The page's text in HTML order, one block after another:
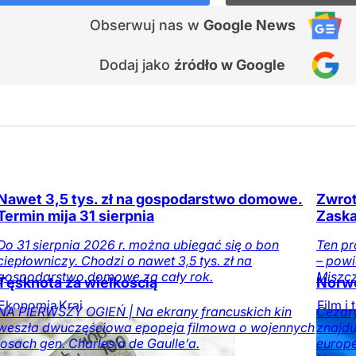
Obserwuj nas w Google News
Dodaj jako źródło w Google
3,5 tys. zł na gospodarstwo domowe.
mija 31 sierpnia
31 sierpnia 2026 r. można ubiegać się o bon
Chodzi o nawet 3,5 tys. zł na
domowe za cały rok.
Kraj
Ten
–
Film i
za wielkością
PIERWSZY OGIEŃ | Na ekrany francuskich kin
dwuczęściowa epopeja filmowa o wojennych
gen. Charles’a de Gaulle’a.